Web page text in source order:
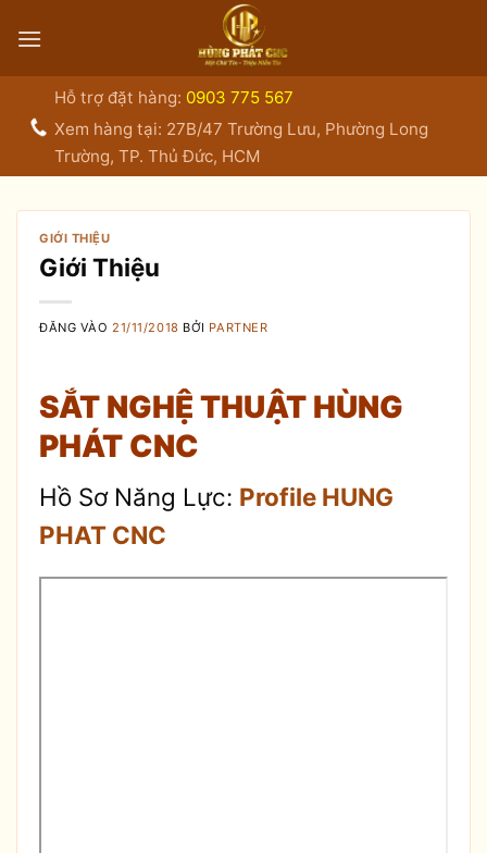
qua
Hỗ trợ đặt hàng: 0903 775 567
Xem hàng tại: 27B/47 Trường Lưu, Phường Long
Trường, TP. Thủ Đức, HCM
GIỚI THIỆU
Giới Thiệu
ĐĂNG VÀO 21/11/2018 BỞI PARTNER
SẮT NGHỆ THUẬT HÙNG
PHÁT CNC
Hồ Sơ Năng Lực: Profile HUNG
PHAT CNC